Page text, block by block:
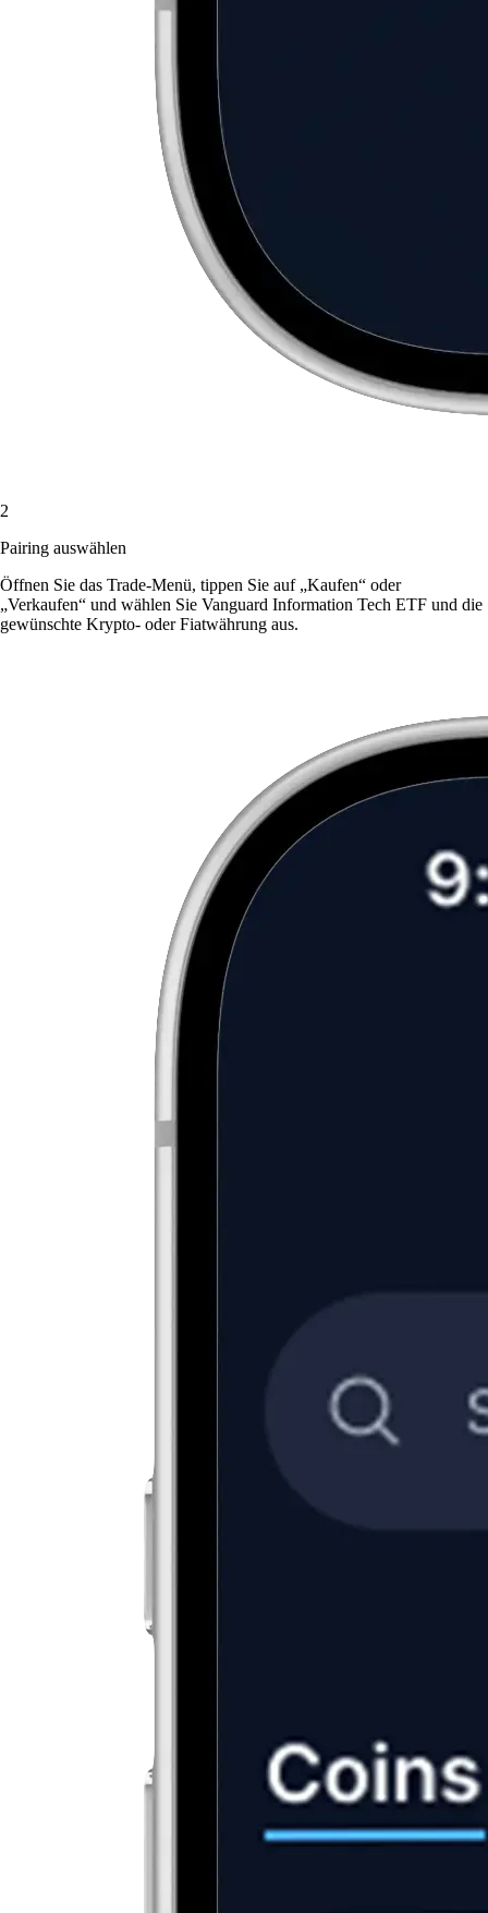
2
Pairing auswählen
Öffnen Sie das Trade-Menü, tippen Sie auf „Kaufen“ oder
„Verkaufen“ und wählen Sie Vanguard Information Tech ETF und die
gewünschte Krypto- oder Fiatwährung aus.